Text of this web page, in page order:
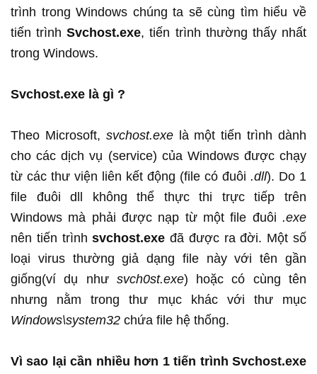
trình trong Windows chúng ta sẽ cùng tìm hiểu về
tiến trìnhSvchost.exe, tiến trình thường thấy nhất
trong Windows.
Svchost.exe là gì ?
Theo Microsoft, svchost.exelà một tiến trình dành
cho các dịch vụ (service) của Windows được chạy
từ các thư viện liên kết động (file có đuôi .dll). Do 1
file đuôi dll không thể thực thi trực tiếp trên
Windows mà phải được nạp từ một file đuôi .exe
nên tiến trìnhsvchost.exe đã được ra đời. Một số
loại virus thường giả dạng file này với tên gần
giống(ví dụ như svch0st.exe) hoặc có cùng tên
nhưng nằm trong thư mục khác với thư mục
Windows\system32 chứa file hệ thống.
Vì sao lại cần nhiều hơn 1 tiến trình Svchost.exe